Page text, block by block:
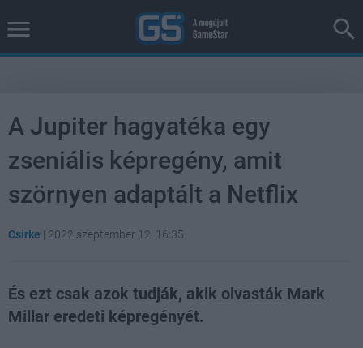
A Jupiter hagyatéka egy
zseniális képregény, amit
szörnyen adaptált a Netflix
Csirke | 2022 szeptember 12. 16:35
És ezt csak azok tudják, akik olvasták Mark
Millar eredeti képregényét.